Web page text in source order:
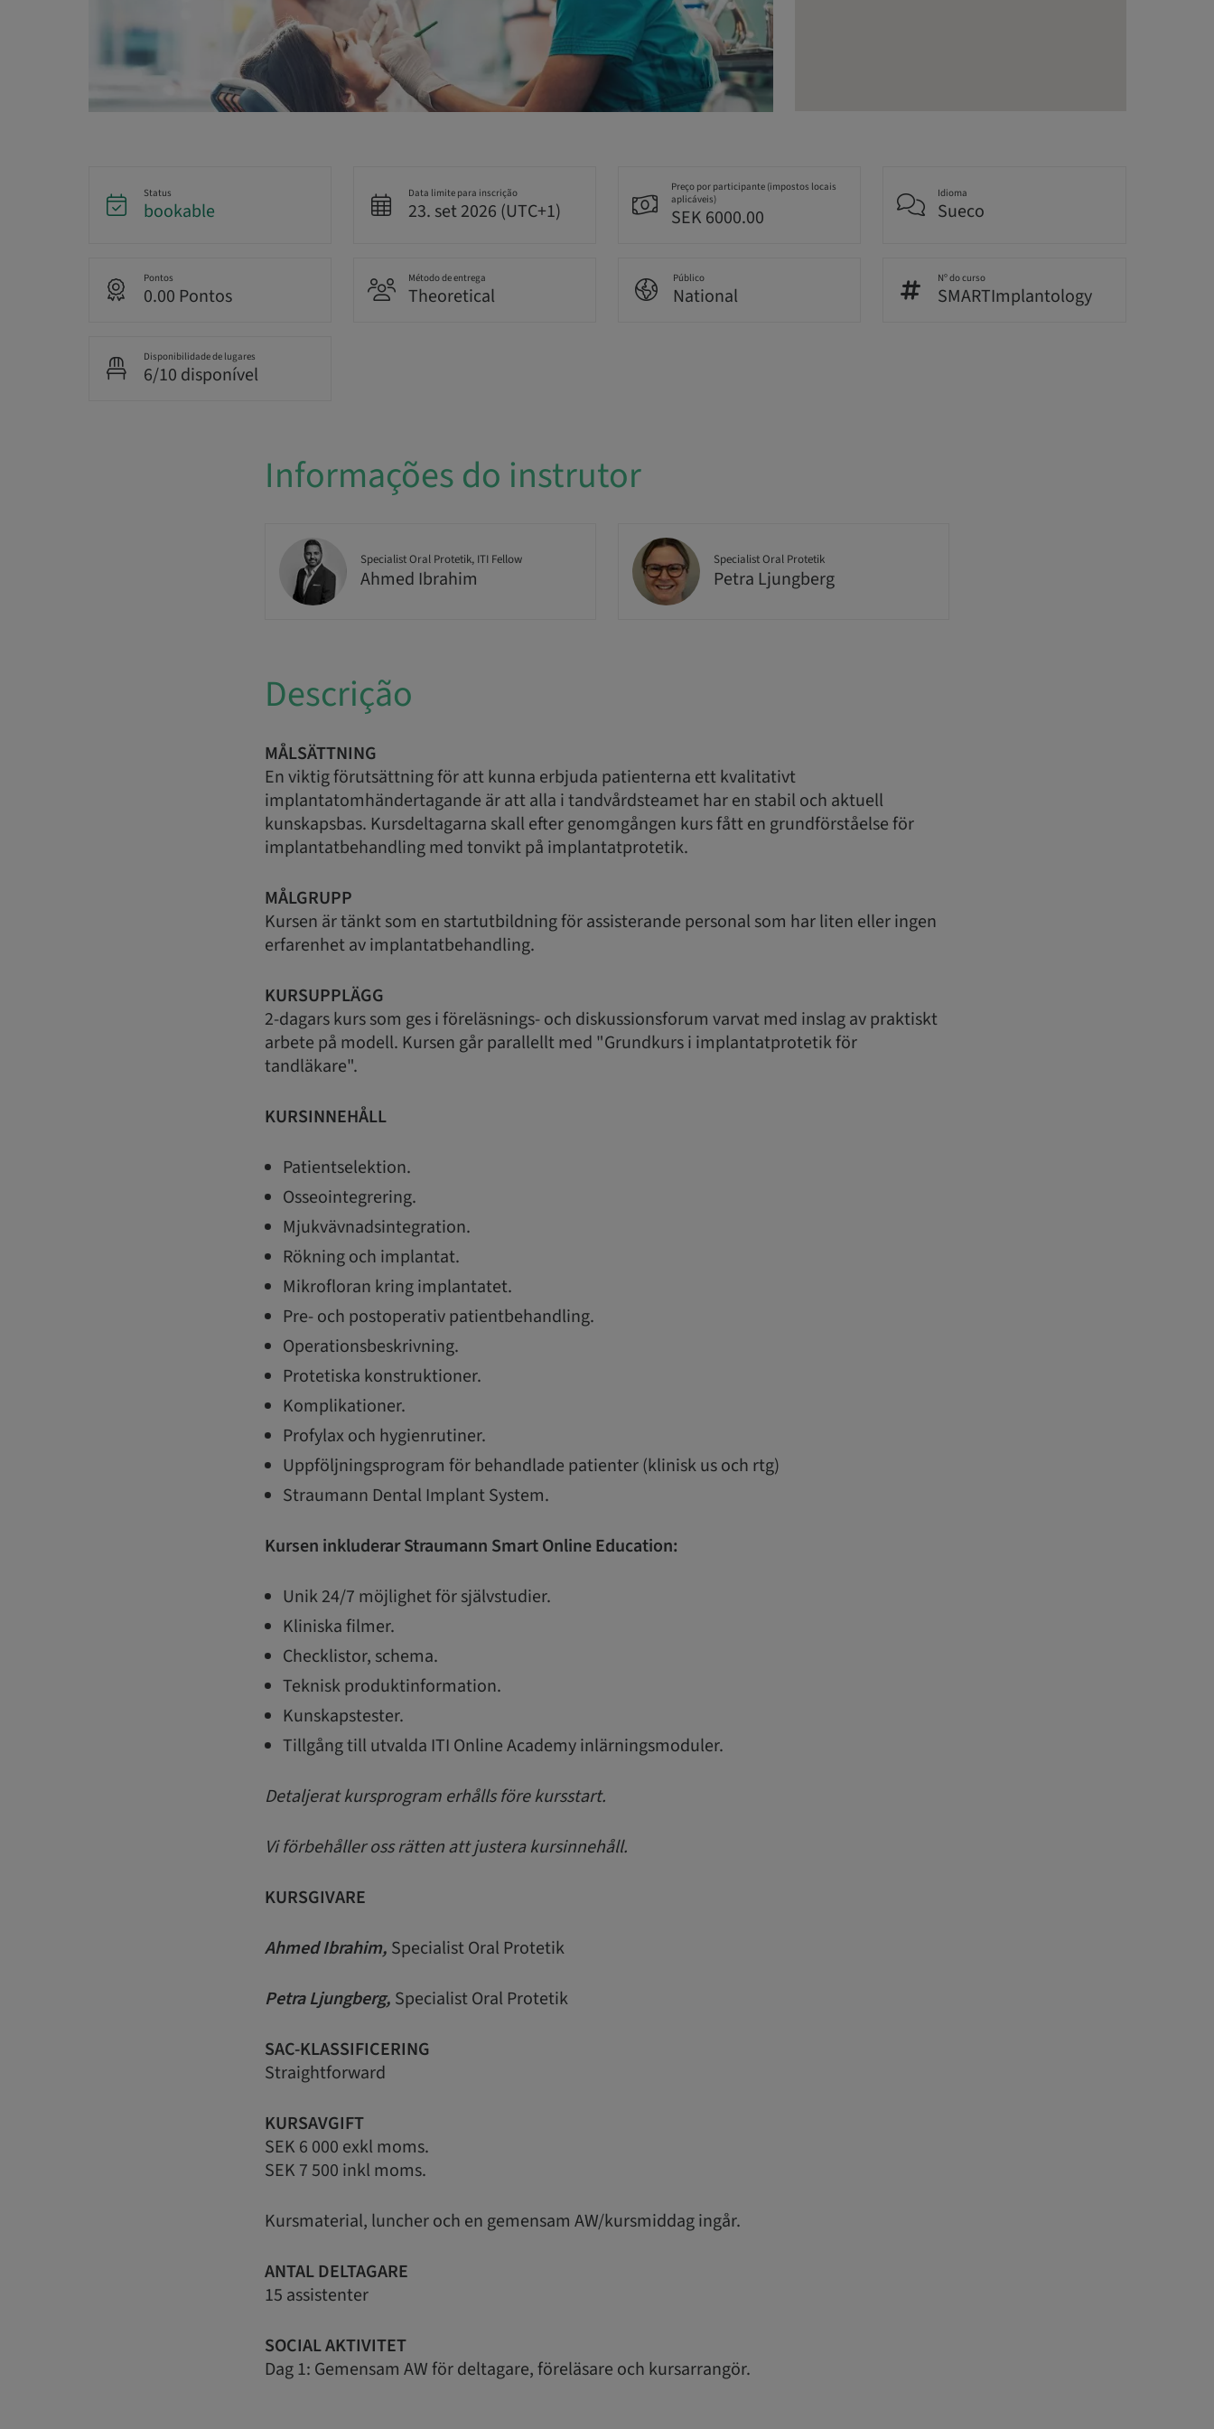
Status
bookable
Data limite para inscrição
23. set 2026 (UTC+1)
Preço por participante (impostos locais
aplicáveis)
SEK 6000.00
Idioma
Sueco
Pontos
0.00 Pontos
Método de entrega
Theoretical
Público
National
Nº do curso
SMARTImplantology
Disponibilidade de lugares
6/10 disponível
Informações do instrutor
Specialist Oral Protetik, ITI Fellow
Ahmed Ibrahim
Specialist Oral Protetik
Petra Ljungberg
Descrição
MÅLSÄTTNING
En viktig förutsättning för att kunna erbjuda patienterna ett kvalitativt
implantatomhändertagande är att alla i tandvårdsteamet har en stabil och aktuell
kunskapsbas. Kursdeltagarna skall efter genomgången kurs fått en grundförståelse för
implantatbehandling med tonvikt på implantatprotetik.
MÅLGRUPP
Kursen är tänkt som en startutbildning för assisterande personal som har liten eller ingen
erfarenhet av implantatbehandling.
KURSUPPLÄGG
2-dagars kurs som ges i föreläsnings- och diskussionsforum varvat med inslag av praktiskt
arbete på modell. Kursen går parallellt med "Grundkurs i implantatprotetik för
tandläkare".
KURSINNEHÅLL
Patientselektion.
Osseointegrering.
Mjukvävnadsintegration.
Rökning och implantat.
Mikrofloran kring implantatet.
Pre- och postoperativ patientbehandling.
Operationsbeskrivning.
Protetiska konstruktioner.
Komplikationer.
Profylax och hygienrutiner.
Uppföljningsprogram för behandlade patienter (klinisk us och rtg)
Straumann Dental Implant System.
Kursen inkluderar Straumann Smart Online Education:
Unik 24/7 möjlighet för självstudier.
Kliniska filmer.
Checklistor, schema.
Teknisk produktinformation.
Kunskapstester.
Tillgång till utvalda ITI Online Academy inlärningsmoduler.
Detaljerat kursprogram erhålls före kursstart.
Vi förbehåller oss rätten att justera kursinnehåll.
KURSGIVARE
Ahmed Ibrahim, Specialist Oral Protetik
Petra Ljungberg, Specialist Oral Protetik
SAC-KLASSIFICERING
Straightforward
KURSAVGIFT
SEK 6 000 exkl moms.
SEK 7 500 inkl moms.
Kursmaterial, luncher och en gemensam AW/kursmiddag ingår.
ANTAL DELTAGARE
15 assistenter
SOCIAL AKTIVITET
Dag 1: Gemensam AW för deltagare, föreläsare och kursarrangör.